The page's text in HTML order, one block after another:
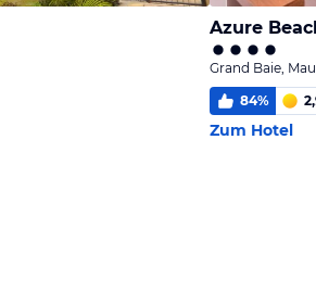
Azure
Grand Baie,
84%
Zum Hotel